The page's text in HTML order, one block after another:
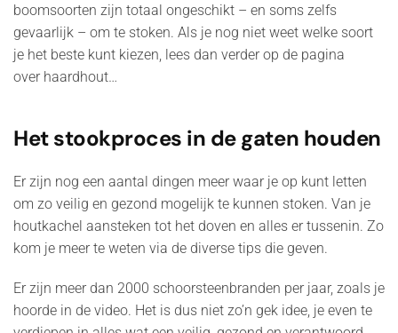
boomsoorten zijn totaal ongeschikt – en soms zelfs
gevaarlijk – om te stoken. Als je nog niet weet welke soort
je het beste kunt kiezen, lees dan verder op de pagina
over haardhout…
Het stookproces in de gaten houden
Er zijn nog een aantal dingen meer waar je op kunt letten
om zo veilig en gezond mogelijk te kunnen stoken. Van je
houtkachel aansteken tot het doven en alles er tussenin. Zo
kom je meer te weten via de diverse tips die geven.
Er zijn meer dan 2000 schoorsteenbranden per jaar, zoals je
hoorde in de video. Het is dus niet zo’n gek idee, je even te